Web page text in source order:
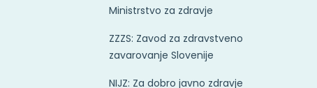
Ministrstvo za zdravje
ZZZS: Zavod za zdravstveno
zavarovanje Slovenije
NIJZ: Za dobro javno zdravje